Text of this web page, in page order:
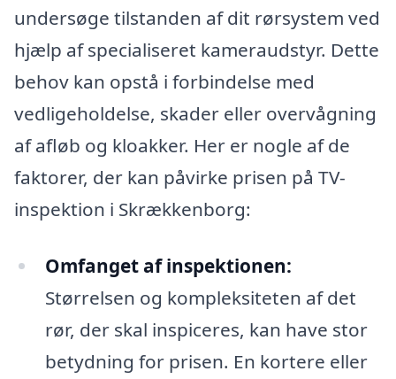
undersøge tilstanden af dit rørsystem ved
hjælp af specialiseret kameraudstyr. Dette
behov kan opstå i forbindelse med
vedligeholdelse, skader eller overvågning
af afløb og kloakker. Her er nogle af de
faktorer, der kan påvirke prisen på TV-
inspektion i Skrækkenborg:
Omfanget af inspektionen:
Størrelsen og kompleksiteten af det
rør, der skal inspiceres, kan have stor
betydning for prisen. En kortere eller